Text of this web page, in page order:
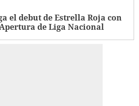
el debut de Estrella Roja con
de Liga Nacional